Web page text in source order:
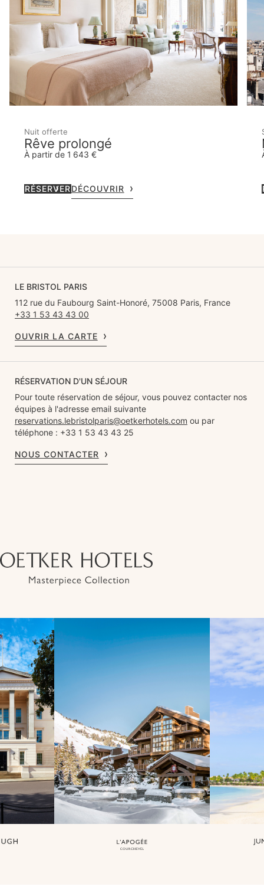
Nuit offerte
Rêve prolongé
À partir de 1 643 €
RÉSERVERDÉCOUVRIR
LE BRISTOL PARIS
112 rue du Faubourg Saint-Honoré, 75008 Paris, France
+33 1 53 43 43 00
OUVRIR LA CARTE
RÉSERVATION D'UN SÉJOUR
Pour toute réservation de séjour, vous pouvez contacter nos
équipes à l'adresse email suivante
reservations.lebristolparis@oetkerhotels.com ou par
téléphone : +33 1 53 43 43 25
NOUS CONTACTER